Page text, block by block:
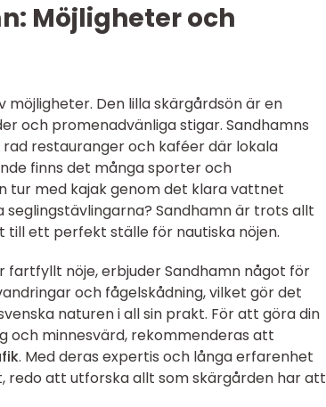
Möjligheter och
Den lilla skärgårdsön är en
och promenadvänliga stigar. Sandhamns
restauranger och kaféer där lokala
finns det många sporter och
tur med kajak genom det klara vattnet
Sandhamn är trots allt
till ett perfekt ställe för nautiska nöjen.
nöje, erbjuder Sandhamn något för
och fågelskådning, vilket gör det
naturen i all sin prakt. För att göra din
och minnesvärd, rekommenderas att
. Med deras expertis och långa erfarenhet
att utforska allt som skärgården har att